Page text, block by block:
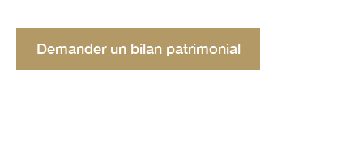
Demander un bilan patrimonial